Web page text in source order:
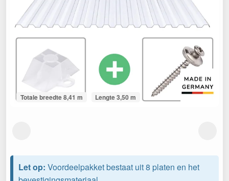
Totale breedte 8,41 m Lengte 3,50 m
Let op: Voordeelpakket bestaat uit 8 platen en het